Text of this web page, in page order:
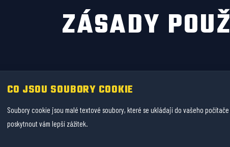
ZÁSADY
CO JSOU SOUBORY COOKIE
Soubory cookie jsou malé textové soubory, které se ukládají do vašeho
poskytnout vám lepší zážitek.